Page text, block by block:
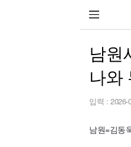
남원
나와
입력 : 2026-
남원=김동